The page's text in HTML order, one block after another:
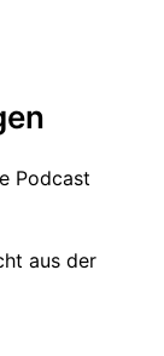
Podcast
aus der